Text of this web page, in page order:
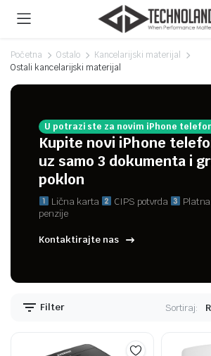
Početna Ostalo
Kancelarijski materijal
Ostali kancelarijski materijal
U potrazi ste za novim iPhone
Kupite novi iPhone
uz samo 3 dokumenta i
poklon
Lična karta CIPS potvrda
penzije
Kontaktirajte nas
Filter Sortiraj: